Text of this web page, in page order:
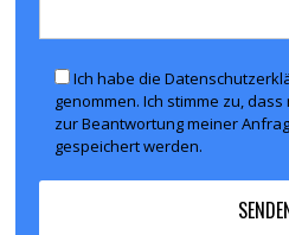
Ich habe die
genommen. Ich stimme zu,
zur Beantwortung meiner
gespeichert werden.